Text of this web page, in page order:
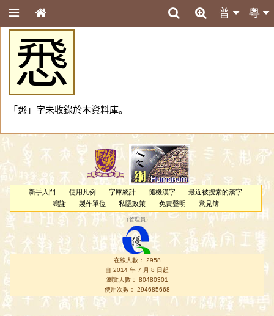
粵
普
𢝵
「𢝵」字未收錄於本資料庫。
新手入門 使用凡例 字庫統計 隨機漢字
最近被搜索的漢字
鳴謝
製作單位 私隱政策 免責聲明 意見簿
（管理員 ）
在線人數： 2958
自 2014 年 7 月 8 日起
瀏覽人數： 80480301
使用次數： 294685668